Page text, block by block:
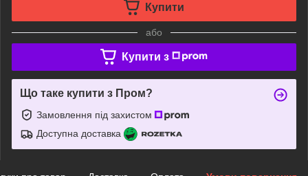
Купити
або
Купити з
Що таке купити з Пром?
Замовлення під захистом
Доступна доставка